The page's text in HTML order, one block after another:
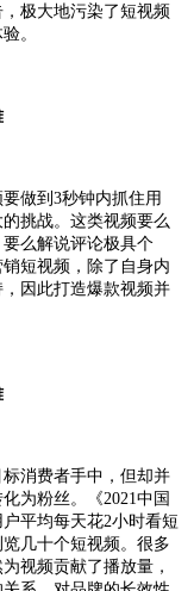
极大地污染了短视频
。
做到3秒钟内抓住用
挑战。这类视频要么
么解说评论极具个
短视频，除了自身内
因此打造爆款视频并
消费者手中，但却并
为粉丝。《2021中国
平均每天花2小时看短
几十个短视频。很多
视频贡献了播放量，